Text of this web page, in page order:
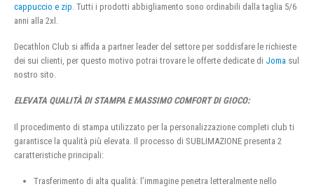
cappuccio e zip . Tutti i prodotti abbigliamento sono ordinabili dalla taglia 5/6
anni alla 2xl.
Decathlon Club si affida a partner leader del settore per soddisfare le richieste
dei sui clienti, per questo motivo potrai trovare le offerte dedicate di Joma sul
nostro sito.
ELEVATA QUALITÀ DI STAMPA E MASSIMO COMFORT DI GIOCO:
Il procedimento di stampa utilizzato per la personalizzazione completi club ti
garantisce la qualità più elevata. Il processo di SUBLIMAZIONE presenta 2
caratteristiche principali:
Trasferimento di alta qualità: l’immagine penetra letteralmente nello